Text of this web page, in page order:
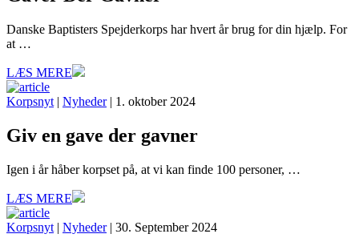
Danske Baptisters Spejderkorps har hvert år brug for din hjælp. For
at …
LÆS MERE
Korpsnyt | Nyheder| 1. oktober 2024
Giv en gave der gavner
Igen i år håber korpset på, at vi kan finde 100 personer, …
LÆS MERE
Korpsnyt | Nyheder| 30. September 2024